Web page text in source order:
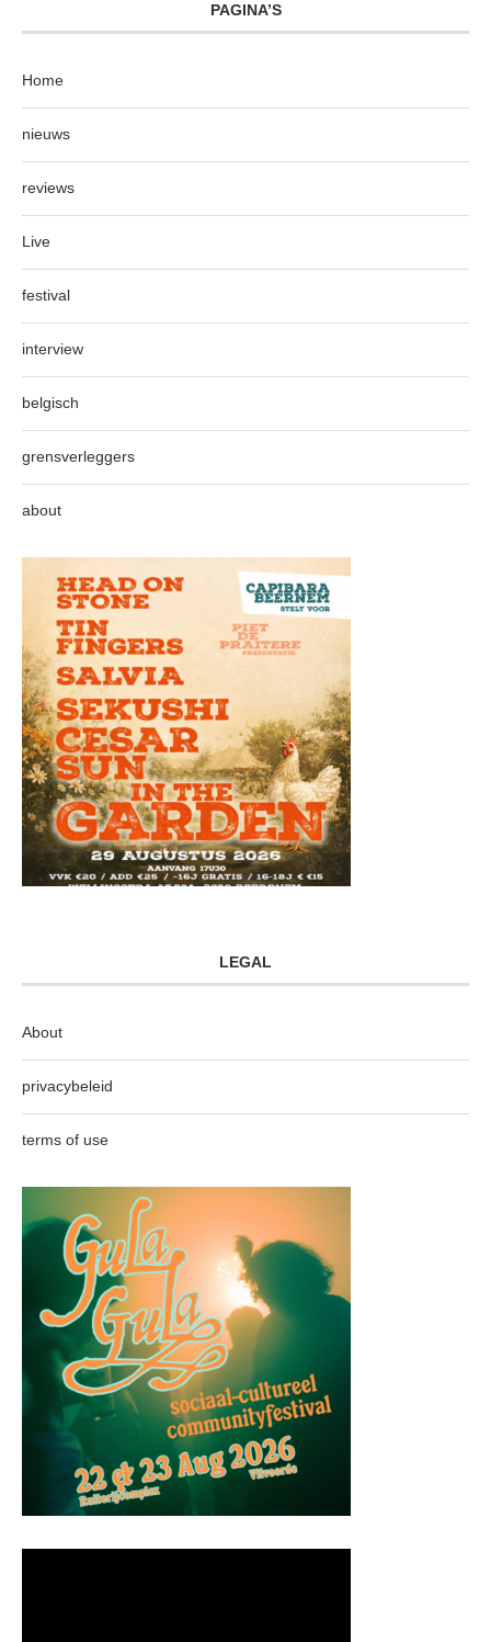
PAGINA’S
Home
nieuws
reviews
Live
festival
interview
belgisch
grensverleggers
about
LEGAL
About
privacybeleid
terms of use